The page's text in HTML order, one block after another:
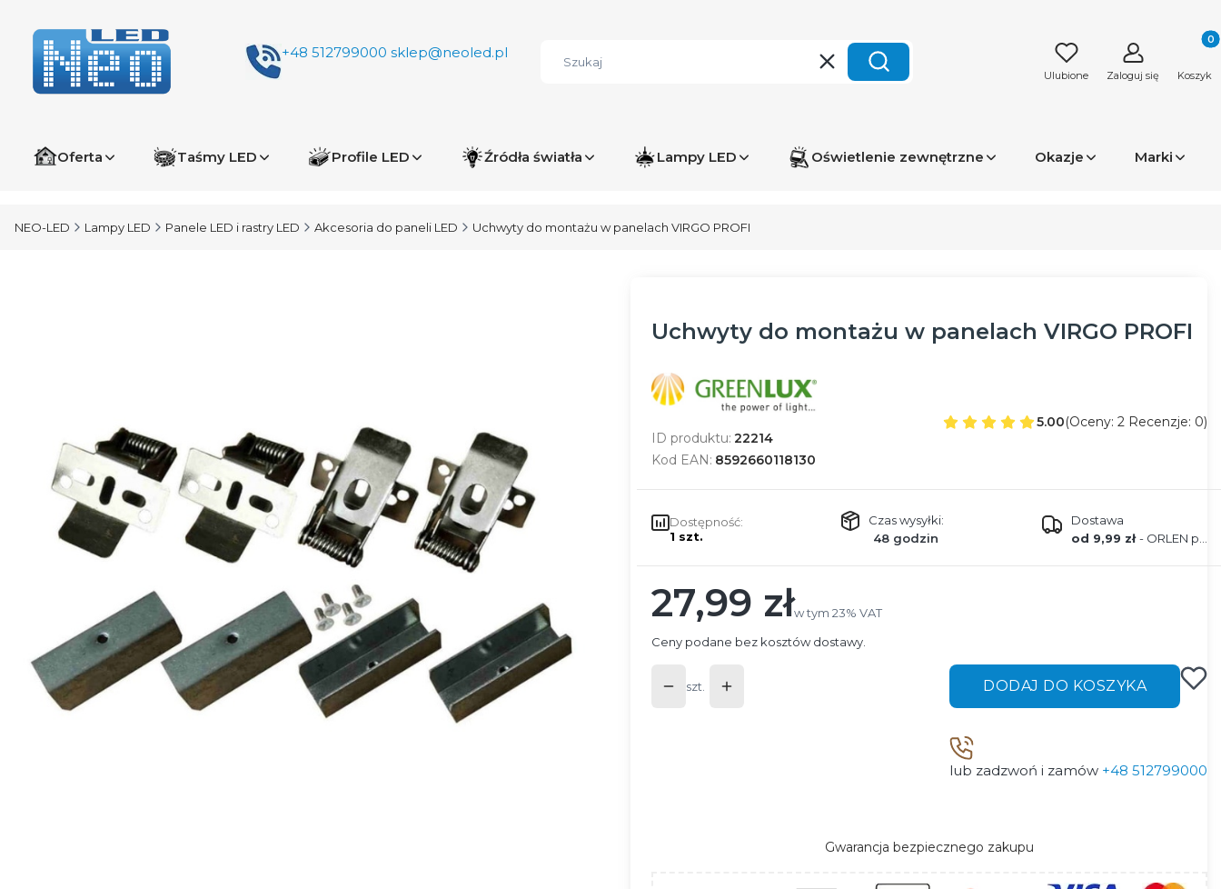
+48 512799000 sklep@neoled.pl
WyczyśćSzukaj Ulubione Zaloguj się Koszyk
Oferta Taśmy LED Profile LED Źródła światła Lampy LED Oświetlenie zewnętrzne Okazje Marki
NEO-LED Lampy LED Panele LED i rastry LED Akcesoria do paneli LED Uchwyty do montażu w panelach VIRGO PROFI
Uchwyty do montażu w panelach VIRGO PROFI
ID produktu: 22214
Kod EAN: 8592660118130
5.00(Oceny: 2 Recenzje: 0)
Dostępność:
1 szt.
Czas wysyłki:
48 godzin
Dostawa
od 9,99 zł- ORLEN paczka
Cena
27,99 złw tym 23% VAT
w tym 23% VAT
Ceny podane bez kosztów dostawy.
szt. DODAJ DO KOSZYKA
lub zadzwoń i zamów +48 512799000
Gwarancja bezpiecznego zakupu